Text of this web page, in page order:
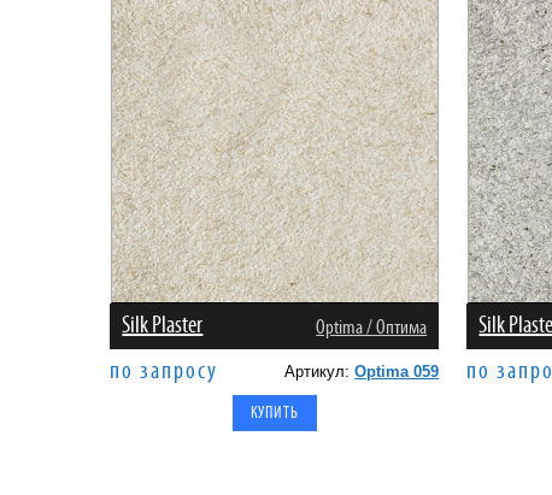
Silk Plaster Оptima / Оптима
по запросу Артикул:Optima 059
Silk
по